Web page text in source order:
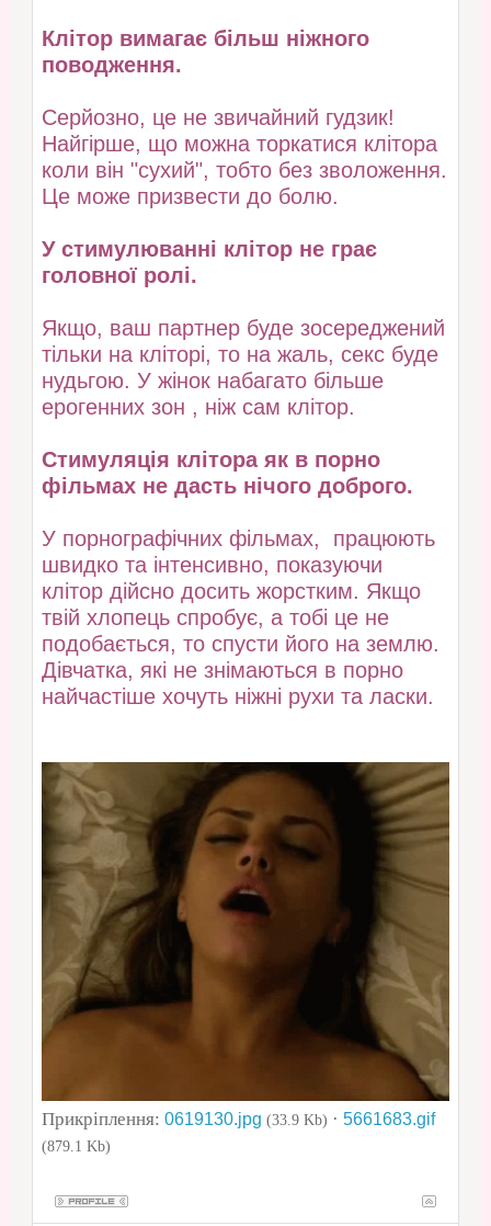
Клітор вимагає більш ніжного
поводження.
Серйозно, це не звичайний гудзик!
Найгірше, що можна торкатися клітора
коли він "сухий", тобто без зволоження.
Це може призвести до болю.
У стимулюванні клітор не грає
головної ролі.
Якщо, ваш партнер буде зосереджений
тільки на кліторі, то на жаль, секс буде
нудьгою. У жінок набагато більше
ерогенних зон , ніж сам клітор.
Стимуляція клітора як в порно
фільмах не дасть нічого доброго.
У порнографічних фільмах, працюють
швидко та інтенсивно, показуючи
клітор дійсно досить жорстким. Якщо
твій хлопець спробує, а тобі це не
подобається, то спусти його на землю.
Дівчатка, які не знімаються в порно
найчастіше хочуть ніжні рухи та ласки.
Прикріплення: 0619130.jpg (33.9 Kb) · 5661683.gif
(879.1 Kb)